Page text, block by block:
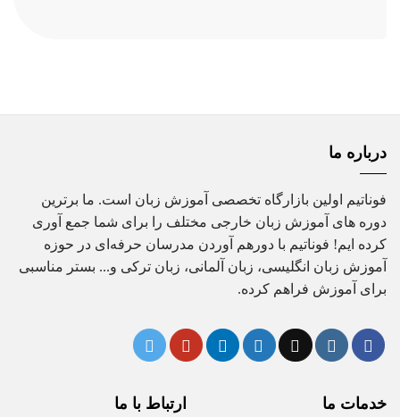
درباره ما
فوناتیم اولین بازارگاه تخصصی آموزش زبان است. ما برترین
دوره های آموزش زبان خارجی مختلف را برای شما جمع آوری
کرده ایم! فوناتیم با دورهم آوردن مدرسان حرفه‌ای در حوزه
آموزش زبان انگلیسی، زبان آلمانی، زبان ترکی و... بستر مناسبی
برای آموزش فراهم کرده.
خدمات ما ارتباط با ما